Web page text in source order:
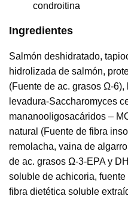
condroitina
Ingredientes
Salmón deshidratado,
hidrolizada de salmón,
(Fuente de ac. grasos Ω-6),
levadura-Saccharomyces
mananooligosacáridos –
natural (Fuente de fibra
remolacha, vaina de
de ac. grasos Ω-3-EPA y
soluble de achicoria,
fibra dietética soluble